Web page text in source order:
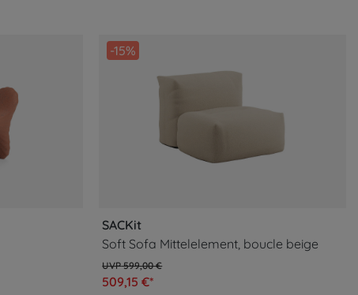
-15%
SACKit
Soft Sofa Mittelelement, boucle beige
509,15 €*
599,00 €